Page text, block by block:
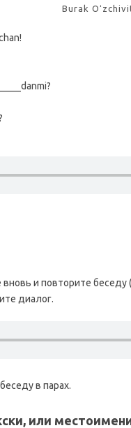
Burak
и повторите
диалог.
в парах.
или